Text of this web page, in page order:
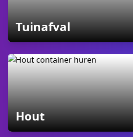
Tuinafvalcontainers
Houtcontainers